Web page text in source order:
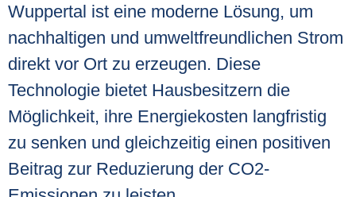
Wuppertal ist eine moderne Lösung, um
nachhaltigen und umweltfreundlichen Strom
direkt vor Ort zu erzeugen. Diese
Technologie bietet Hausbesitzern die
Möglichkeit, ihre Energiekosten langfristig
zu senken und gleichzeitig einen positiven
Beitrag zur Reduzierung der CO2-